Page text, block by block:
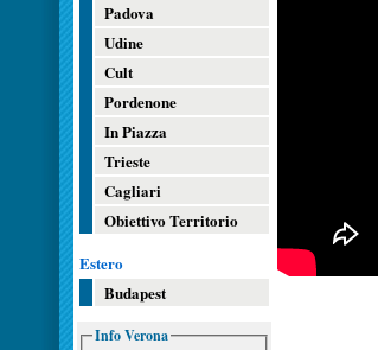
Padova
Udine
Cult
Pordenone
In Piazza
Trieste
Cagliari
Obiettivo Territorio
Estero
Budapest
Info Verona